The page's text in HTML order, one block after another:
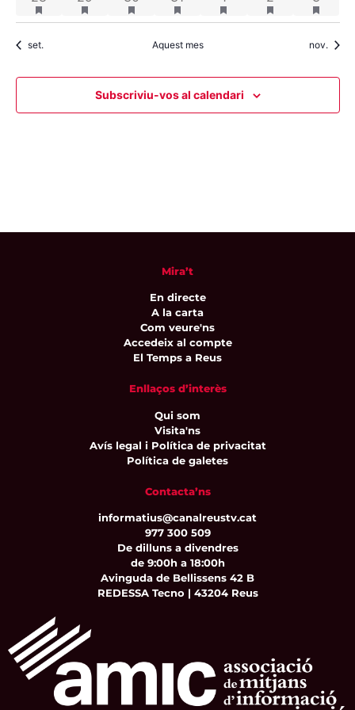
set. Aquest mes nov.
Subscriviu-vos al calendari
Mira’t
En directe
A la carta
Com veure'ns
Accedeix al compte
El Temps a Reus
Enllaços d’interès
Qui som
Visita'ns
Avís legal i Política de privacitat
Política de galetes
Contacta’ns
informatius@canalreustv.cat
977 300 509
De dilluns a divendres
de 9:00h a 18:00h
Avinguda de Bellissens 42 B
REDESSA Tecno | 43204 Reus